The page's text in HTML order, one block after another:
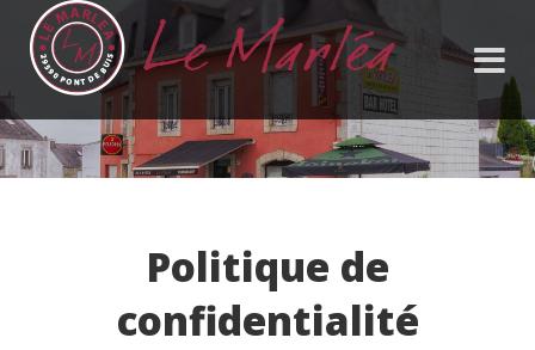
Politique de
confidentialité